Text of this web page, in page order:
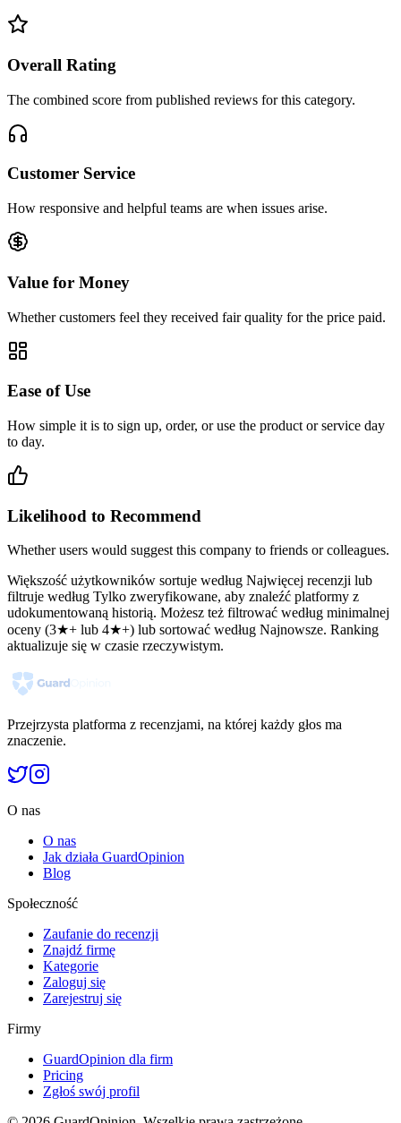
Overall Rating
The combined score from published reviews for this category.
Customer Service
How responsive and helpful teams are when issues arise.
Value for Money
Whether customers feel they received fair quality for the price paid.
Ease of Use
How simple it is to sign up, order, or use the product or service day
to day.
Likelihood to Recommend
Whether users would suggest this company to friends or colleagues.
Większość użytkowników sortuje według Najwięcej recenzji lub
filtruje według Tylko zweryfikowane, aby znaleźć platformy z
udokumentowaną historią. Możesz też filtrować według minimalnej
oceny (3★+ lub 4★+) lub sortować według Najnowsze. Ranking
aktualizuje się w czasie rzeczywistym.
Przejrzysta platforma z recenzjami, na której każdy głos ma
znaczenie.
O nas
O nas
Jak działa GuardOpinion
Blog
Społeczność
Zaufanie do recenzji
Znajdź firmę
Kategorie
Zaloguj się
Zarejestruj się
Firmy
GuardOpinion dla firm
Pricing
Zgłoś swój profil